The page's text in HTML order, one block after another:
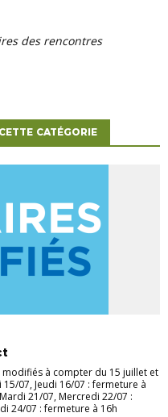
CATÉGORIE
à compter du 15 juillet et
07, Jeudi 16/07 : fermeture à
21/07, Mercredi 22/07 :
24/07 : fermeture à 16h